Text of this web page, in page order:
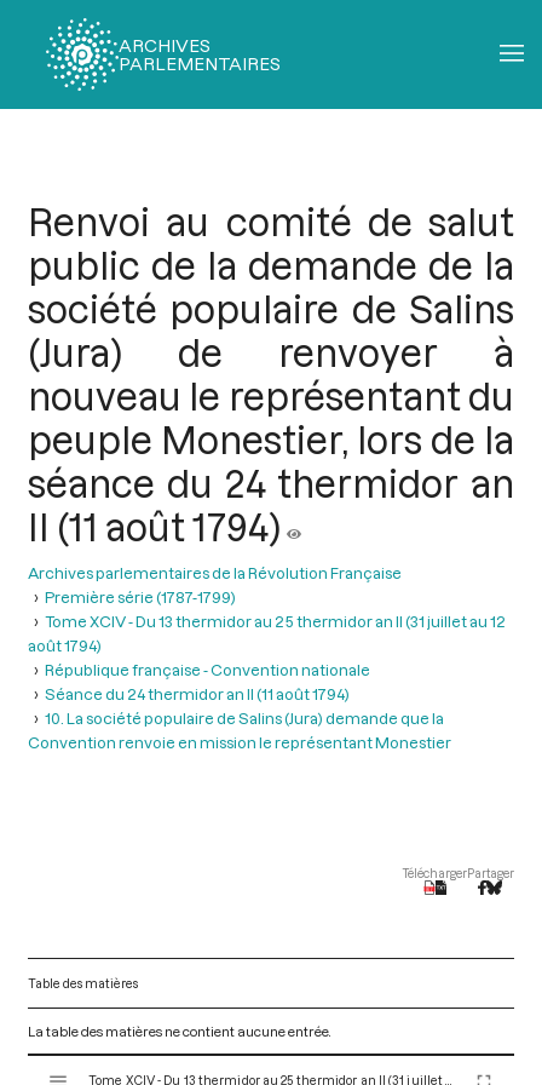
ARCHIVES
PARLEMENTAIRES
Renvoi au comité de salut
public de la demande de la
société populaire de Salins
(Jura) de renvoyer à
nouveau le représentant du
peuple Monestier, lors de la
séance du 24 thermidor an
II (11 août 1794)
Archives parlementaires de la Révolution Française
Première série (1787-1799)
Tome XCIV - Du 13 thermidor au 25 thermidor an II (31 juillet au 12
août 1794)
République française - Convention nationale
Séance du 24 thermidor an II (11 août 1794)
10. La société populaire de Salins (Jura) demande que la
Convention renvoie en mission le représentant Monestier
TéléchargerPartager
Table des matières
La table des matières ne contient aucune entrée.